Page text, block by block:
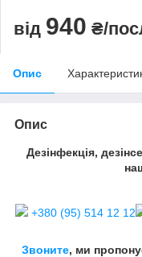
від 940 ₴/
Опис
Опис
Дезінфекція,
+380 (95) 514 12 12
Звоните, ми